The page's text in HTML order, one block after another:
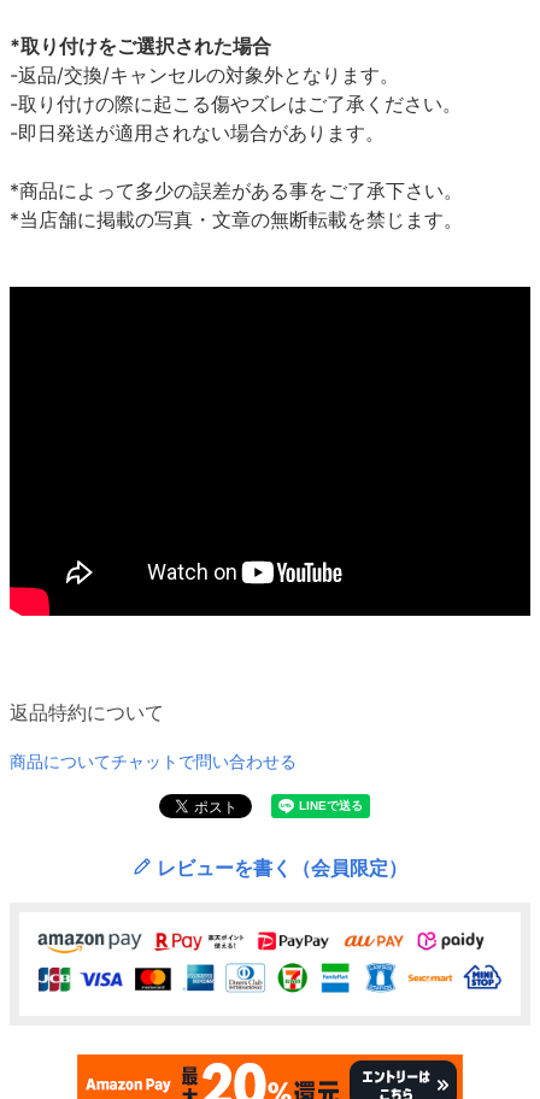
*取り付けをご選択された場合
-返品/交換/キャンセルの対象外となります。
-取り付けの際に起こる傷やズレはご了承ください。
-即日発送が適用されない場合があります。
*商品によって多少の誤差がある事をご了承下さい。
*当店舗に掲載の写真・文章の無断転載を禁じます。
返品特約について
商品についてチャットで問い合わせる
レビューを書く（会員限定）